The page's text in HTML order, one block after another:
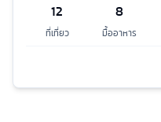
12
ที่เที่ยว
8
มื้ออาหาร